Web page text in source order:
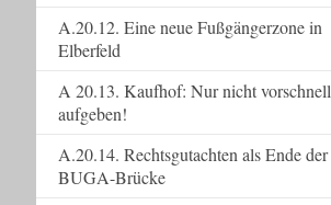
A.20.12. Eine neue Fußgängerzone in
Elberfeld
A 20.13. Kaufhof: Nur nicht vorschnell
aufgeben!
A.20.14. Rechtsgutachten als Ende der
BUGA-Brücke